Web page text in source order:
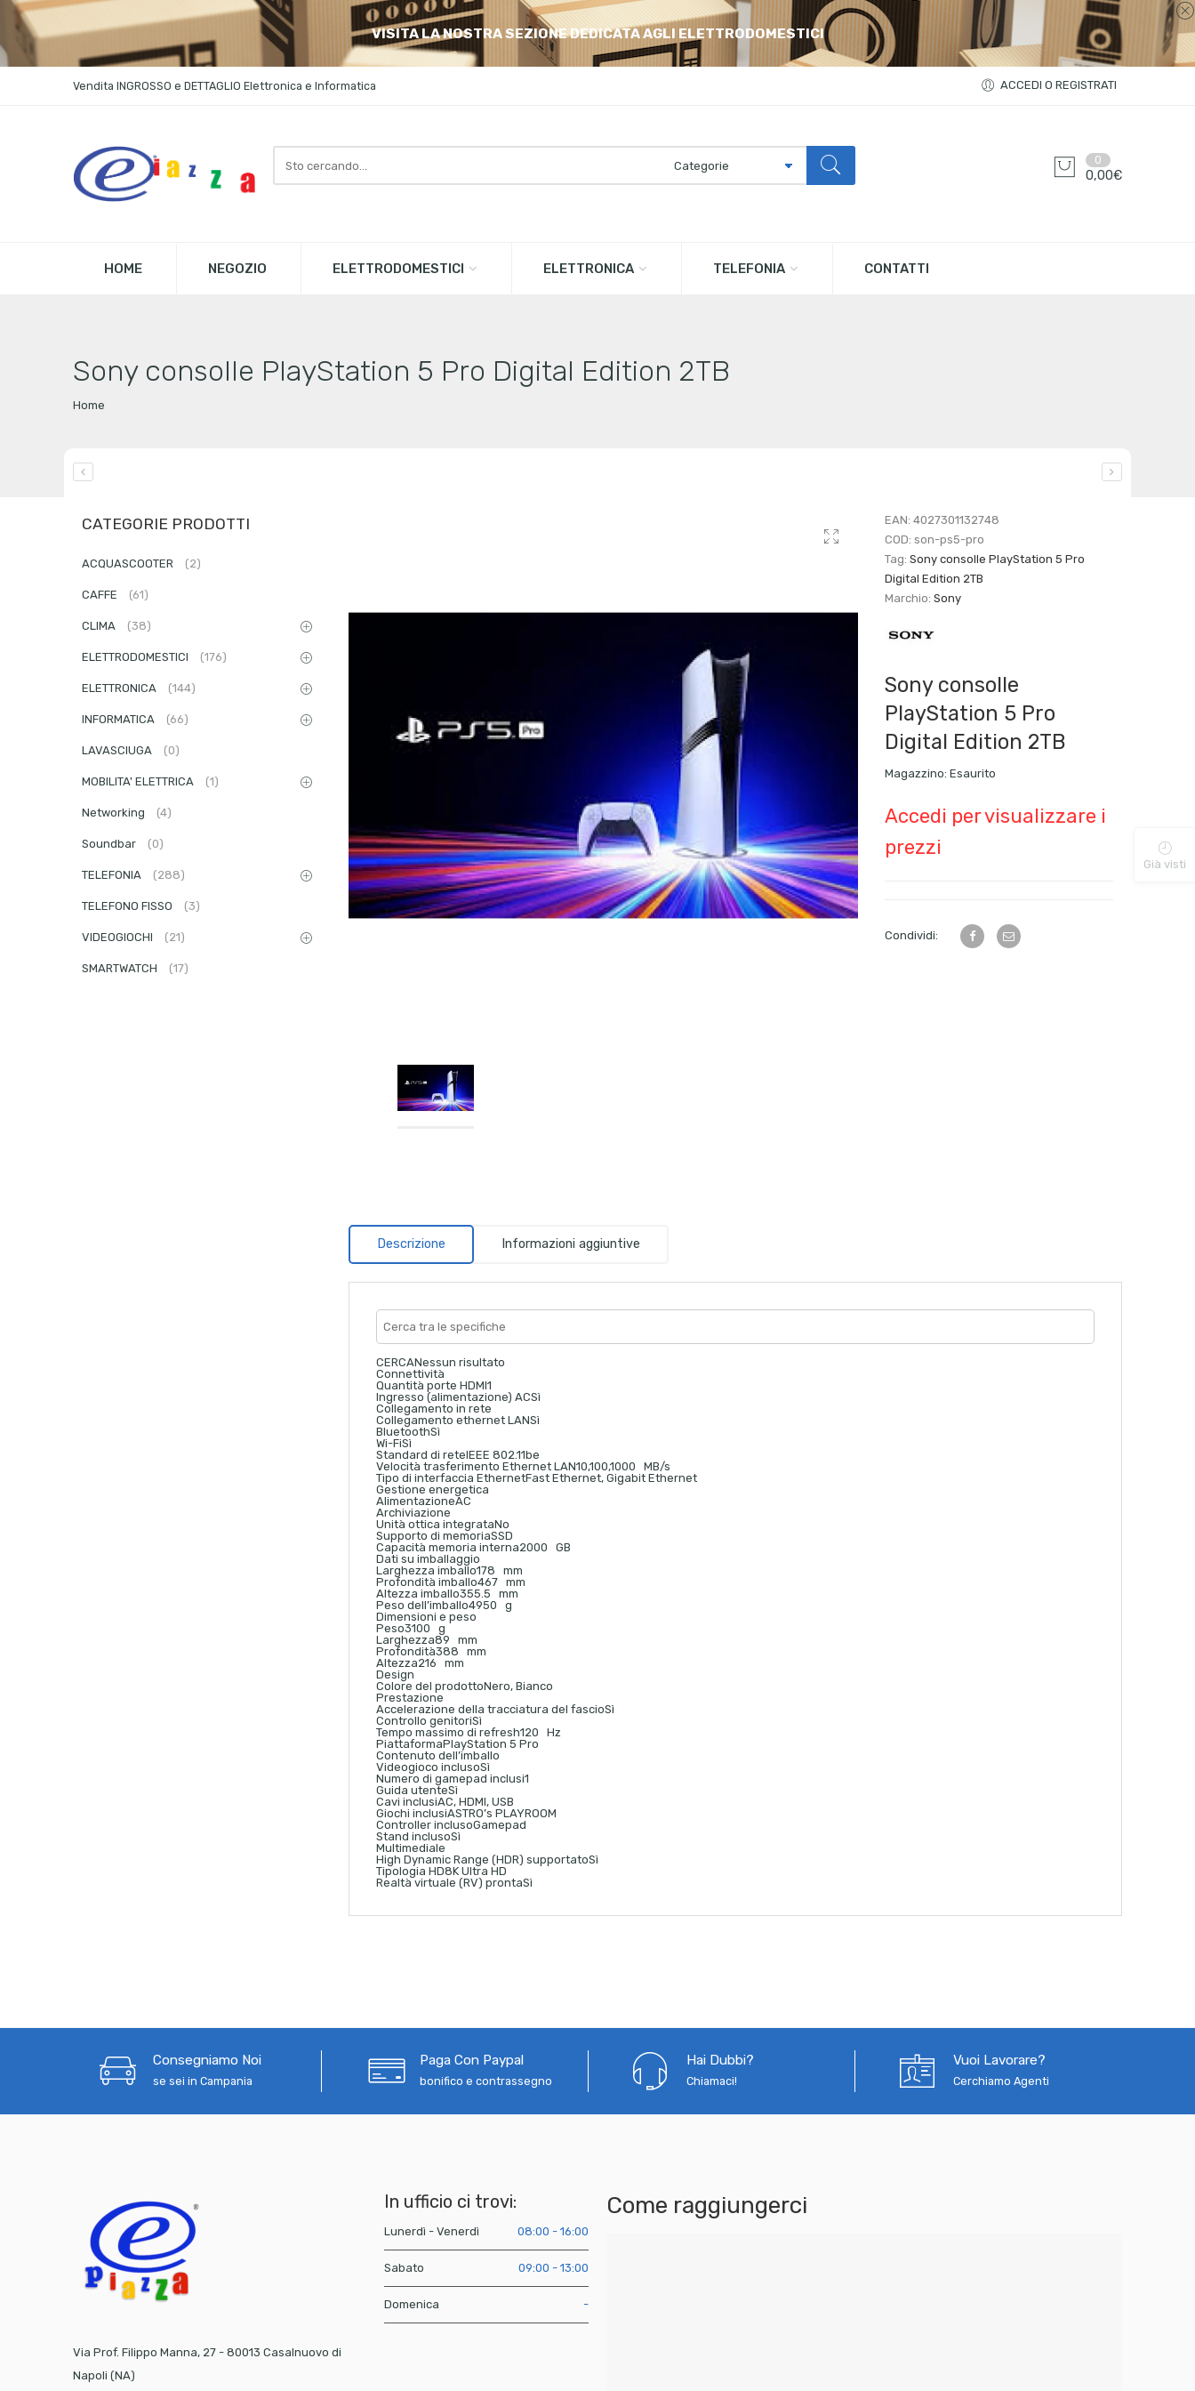
VISITA LA NOSTRA SEZIONE DEDICATA AGLI ELETTRODOMESTICI
Vendita INGROSSO e DETTAGLIO Elettronica e Informatica ACCEDI O REGISTRATI
here
0
0,00€
HOME NEGOZIO ELETTRODOMESTICI ELETTRONICA TELEFONIA CONTATTI
Sony consolle PlayStation 5 Pro Digital Edition 2TB
Home
EAN:4027301132748
COD:son-ps5-pro
Tag:Sony consolle PlayStation 5 Pro
Digital Edition 2TB
Marchio:Sony
Sony consolle
PlayStation 5 Pro
Digital Edition 2TB
Magazzino: Esaurito
Accedi per visualizzare i
prezzi
Condividi:
Descrizione Informazioni aggiuntive
CERCANessun risultato
Connettività
Quantità porte HDMI1
Ingresso (alimentazione) ACSì
Collegamento in rete
Collegamento ethernet LANSì
BluetoothSì
Wi-FiSì
Standard di reteIEEE 802.11be
Velocità trasferimento Ethernet LAN10,100,1000 MB/s
Tipo di interfaccia EthernetFast Ethernet, Gigabit Ethernet
Gestione energetica
AlimentazioneAC
Archiviazione
Unità ottica integrataNo
Supporto di memoriaSSD
Capacità memoria interna2000 GB
Dati su imballaggio
Larghezza imballo178 mm
Profondità imballo467 mm
Altezza imballo355.5 mm
Peso dell’imballo4950 g
Dimensioni e peso
Peso3100 g
Larghezza89 mm
Profondità388 mm
Altezza216 mm
Design
Colore del prodottoNero, Bianco
Prestazione
Accelerazione della tracciatura del fascioSì
Controllo genitoriSì
Tempo massimo di refresh120 Hz
PiattaformaPlayStation 5 Pro
Contenuto dell’imballo
Videogioco inclusoSì
Numero di gamepad inclusi1
Guida utenteSì
Cavi inclusiAC, HDMI, USB
Giochi inclusiASTRO’s PLAYROOM
Controller inclusoGamepad
Stand inclusoSì
Multimediale
High Dynamic Range (HDR) supportatoSì
Tipologia HD8K Ultra HD
Realtà virtuale (RV) prontaSì
CATEGORIE PRODOTTI
ACQUASCOOTER (2)
CAFFE (61)
CLIMA (38)
ELETTRODOMESTICI (176)
ELETTRONICA (144)
INFORMATICA (66)
LAVASCIUGA (0)
MOBILITA' ELETTRICA (1)
Networking (4)
Soundbar (0)
TELEFONIA (288)
TELEFONO FISSO (3)
VIDEOGIOCHI (21)
SMARTWATCH (17)
Consegniamo Noi
se sei in Campania
Paga Con Paypal
bonifico e contrassegno
Hai Dubbi?
Chiamaci!
Vuoi Lavorare?
Cerchiamo Agenti
Via Prof. Filippo Manna, 27 - 80013 Casalnuovo di
Napoli (NA)
In ufficio ci trovi:
Lunerdì - Venerdì 08:00 - 16:00
Sabato 09:00 - 13:00
Domenica -
Come raggiungerci
Già visti